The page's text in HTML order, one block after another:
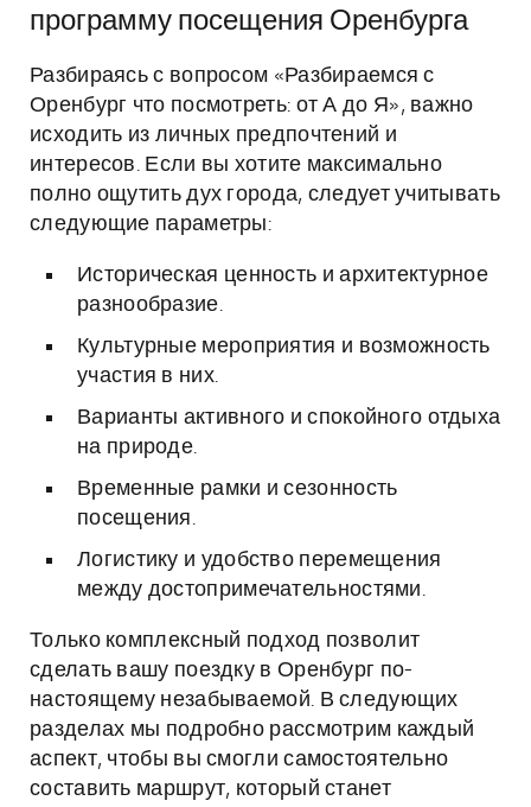
программу посещения Оренбурга
Разбираясь с вопросом «Разбираемся с
Оренбург что посмотреть: от А до Я», важно
исходить из личных предпочтений и
интересов. Если вы хотите максимально
полно ощутить дух города, следует учитывать
следующие параметры:
Историческая ценность и архитектурное
разнообразие.
Культурные мероприятия и возможность
участия в них.
Варианты активного и спокойного отдыха
на природе.
Временные рамки и сезонность
посещения.
Логистику и удобство перемещения
между достопримечательностями.
Только комплексный подход позволит
сделать вашу поездку в Оренбург по-
настоящему незабываемой. В следующих
разделах мы подробно рассмотрим каждый
аспект, чтобы вы смогли самостоятельно
составить маршрут, который станет